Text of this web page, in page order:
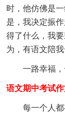
时，他仿佛是
是，我决定振
得了什么，我
为，有语文陪我
一路幸福
语文期中考试
每一个人